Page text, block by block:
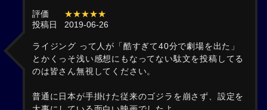
評価
★★★★★
投稿日
2019-06-26
ライジング って人が「酷すぎて40分で劇場を出た」
とかくっそ浅い感想にもなってない駄文を投稿してる
のは皆さん無視してください。
普通に日本が手掛けた従来のゴジラを崩さず、設定を